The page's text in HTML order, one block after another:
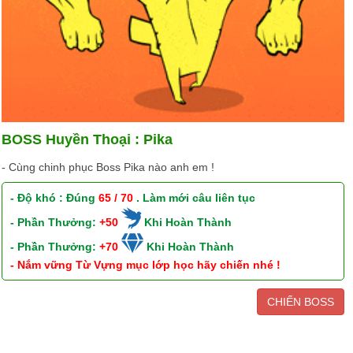
BOSS Huyền Thoại : Pika
- Cùng chinh phục Boss Pika nào anh em !
- Độ khó : Đúng65 / 70 . Làm mới câu liên tục
- Phần Thưởng:+50
Khi Hoàn Thành
- Phần Thưởng:+70
Khi Hoàn Thành
- Nắm vững Từ Vựng mục lớp học hãy chiến nhé !
CHIẾN BOSS